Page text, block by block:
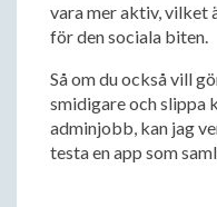
vara mer aktiv, vilket
för den sociala biten.
Så om du också vill
smidigare och slippa
adminjobb, kan jag
testa en app som